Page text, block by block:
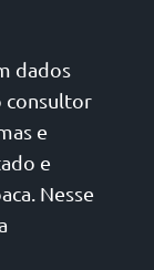
dados
consultor
e
e
Nesse